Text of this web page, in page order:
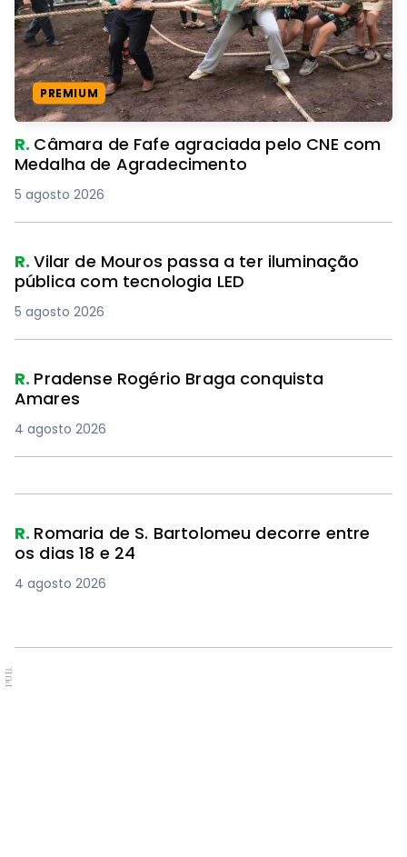
PREMIUM
R. Câmara de Fafe agraciada pelo CNE com
Medalha de Agradecimento
5 agosto 2026
R.Vilar de Mouros passa a ter iluminação
pública com tecnologia LED
5 agosto 2026
R. Pradense Rogério Braga conquista
Amares
4 agosto 2026
R. Romaria de S. Bartolomeu decorre entre
os dias 18 e 24
4 agosto 2026
PUB.